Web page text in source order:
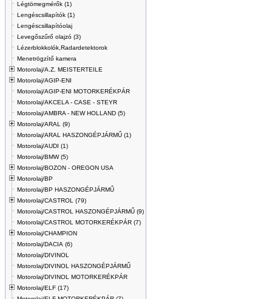
Légtömegmérők (1)
Lengéscsillapítók (1)
Lengéscsillapítóolaj
Levegőszűrő olajzó (3)
Lézerblokkolók,Radardetektorok
Menetrögzítő kamera
Motorolaj/A.Z. MEISTERTEILE
Motorolaj/AGIP-ENI
Motorolaj/AGIP-ENI MOTORKERÉKPÁR
Motorolaj/AKCELA - CASE - STEYR
Motorolaj/AMBRA - NEW HOLLAND (5)
Motorolaj/ARAL (9)
Motorolaj/ARAL HASZONGÉPJÁRMŰ (1)
Motorolaj/AUDI (1)
Motorolaj/BMW (5)
Motorolaj/BOZON - OREGON USA
Motorolaj/BP
Motorolaj/BP HASZONGÉPJÁRMŰ
Motorolaj/CASTROL (79)
Motorolaj/CASTROL HASZONGÉPJÁRMŰ (9)
Motorolaj/CASTROL MOTORKERÉKPÁR (7)
Motorolaj/CHAMPION
Motorolaj/DACIA (6)
Motorolaj/DIVINOL
Motorolaj/DIVINOL HASZONGÉPJÁRMŰ
Motorolaj/DIVINOL MOTORKERÉKPÁR
Motorolaj/ELF (17)